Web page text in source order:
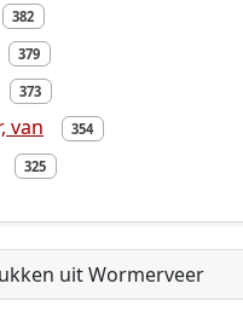
382
379
373
van 354
325
uit Wormerveer